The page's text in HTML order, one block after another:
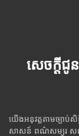
សេចក្តីជូ
យើងអនុវត្តតាមច្បាប់
សាសន៍ ពណ៌សម្បុរ សញ្ជ